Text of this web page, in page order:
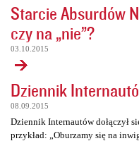
Starcie Absurdów
czy na „nie”?
03.10.2015
Dziennik
08.09.2015
Dziennik Internautów dołączył
przykład: „Oburzamy się na